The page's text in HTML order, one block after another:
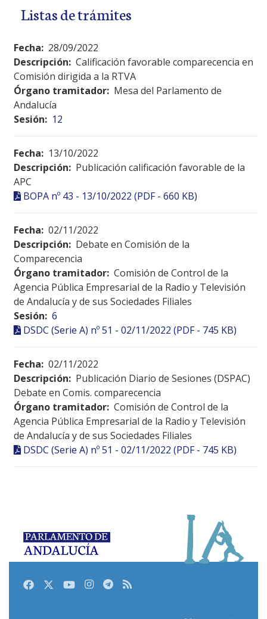
Listas de trámites
Fecha: 28/09/2022
Descripción: Calificación favorable comparecencia en
Comisión dirigida a la RTVA
Órgano tramitador: Mesa del Parlamento de
Andalucía
Sesión: 12
Fecha: 13/10/2022
Descripción: Publicación calificación favorable de la
APC
BOPA nº 43 - 13/10/2022 (PDF - 660 KB)
Fecha: 02/11/2022
Descripción: Debate en Comisión de la
Comparecencia
Órgano tramitador: Comisión de Control de la
Agencia Pública Empresarial de la Radio y Televisión
de Andalucía y de sus Sociedades Filiales
Sesión: 6
DSDC (Serie A) nº 51 - 02/11/2022 (PDF - 745 KB)
Fecha: 02/11/2022
Descripción: Publicación Diario de Sesiones (DSPAC)
Debate en Comis. comparecencia
Órgano tramitador: Comisión de Control de la
Agencia Pública Empresarial de la Radio y Televisión
de Andalucía y de sus Sociedades Filiales
DSDC (Serie A) nº 51 - 02/11/2022 (PDF - 745 KB)
FacebookTwitterYoutubeInstagram
Telegram
RSS